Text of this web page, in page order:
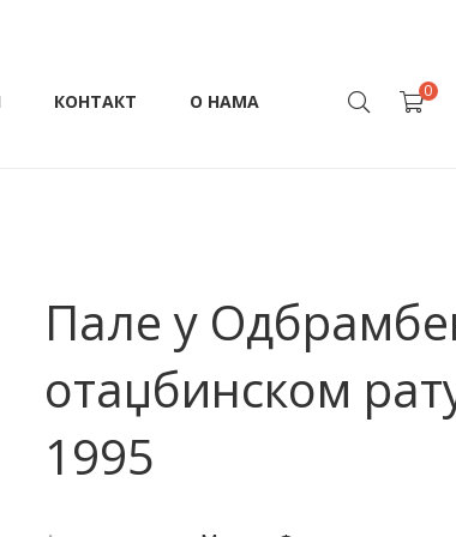
КОНТАКТ О НАМА 0
Пале у
отаџбинском
1995